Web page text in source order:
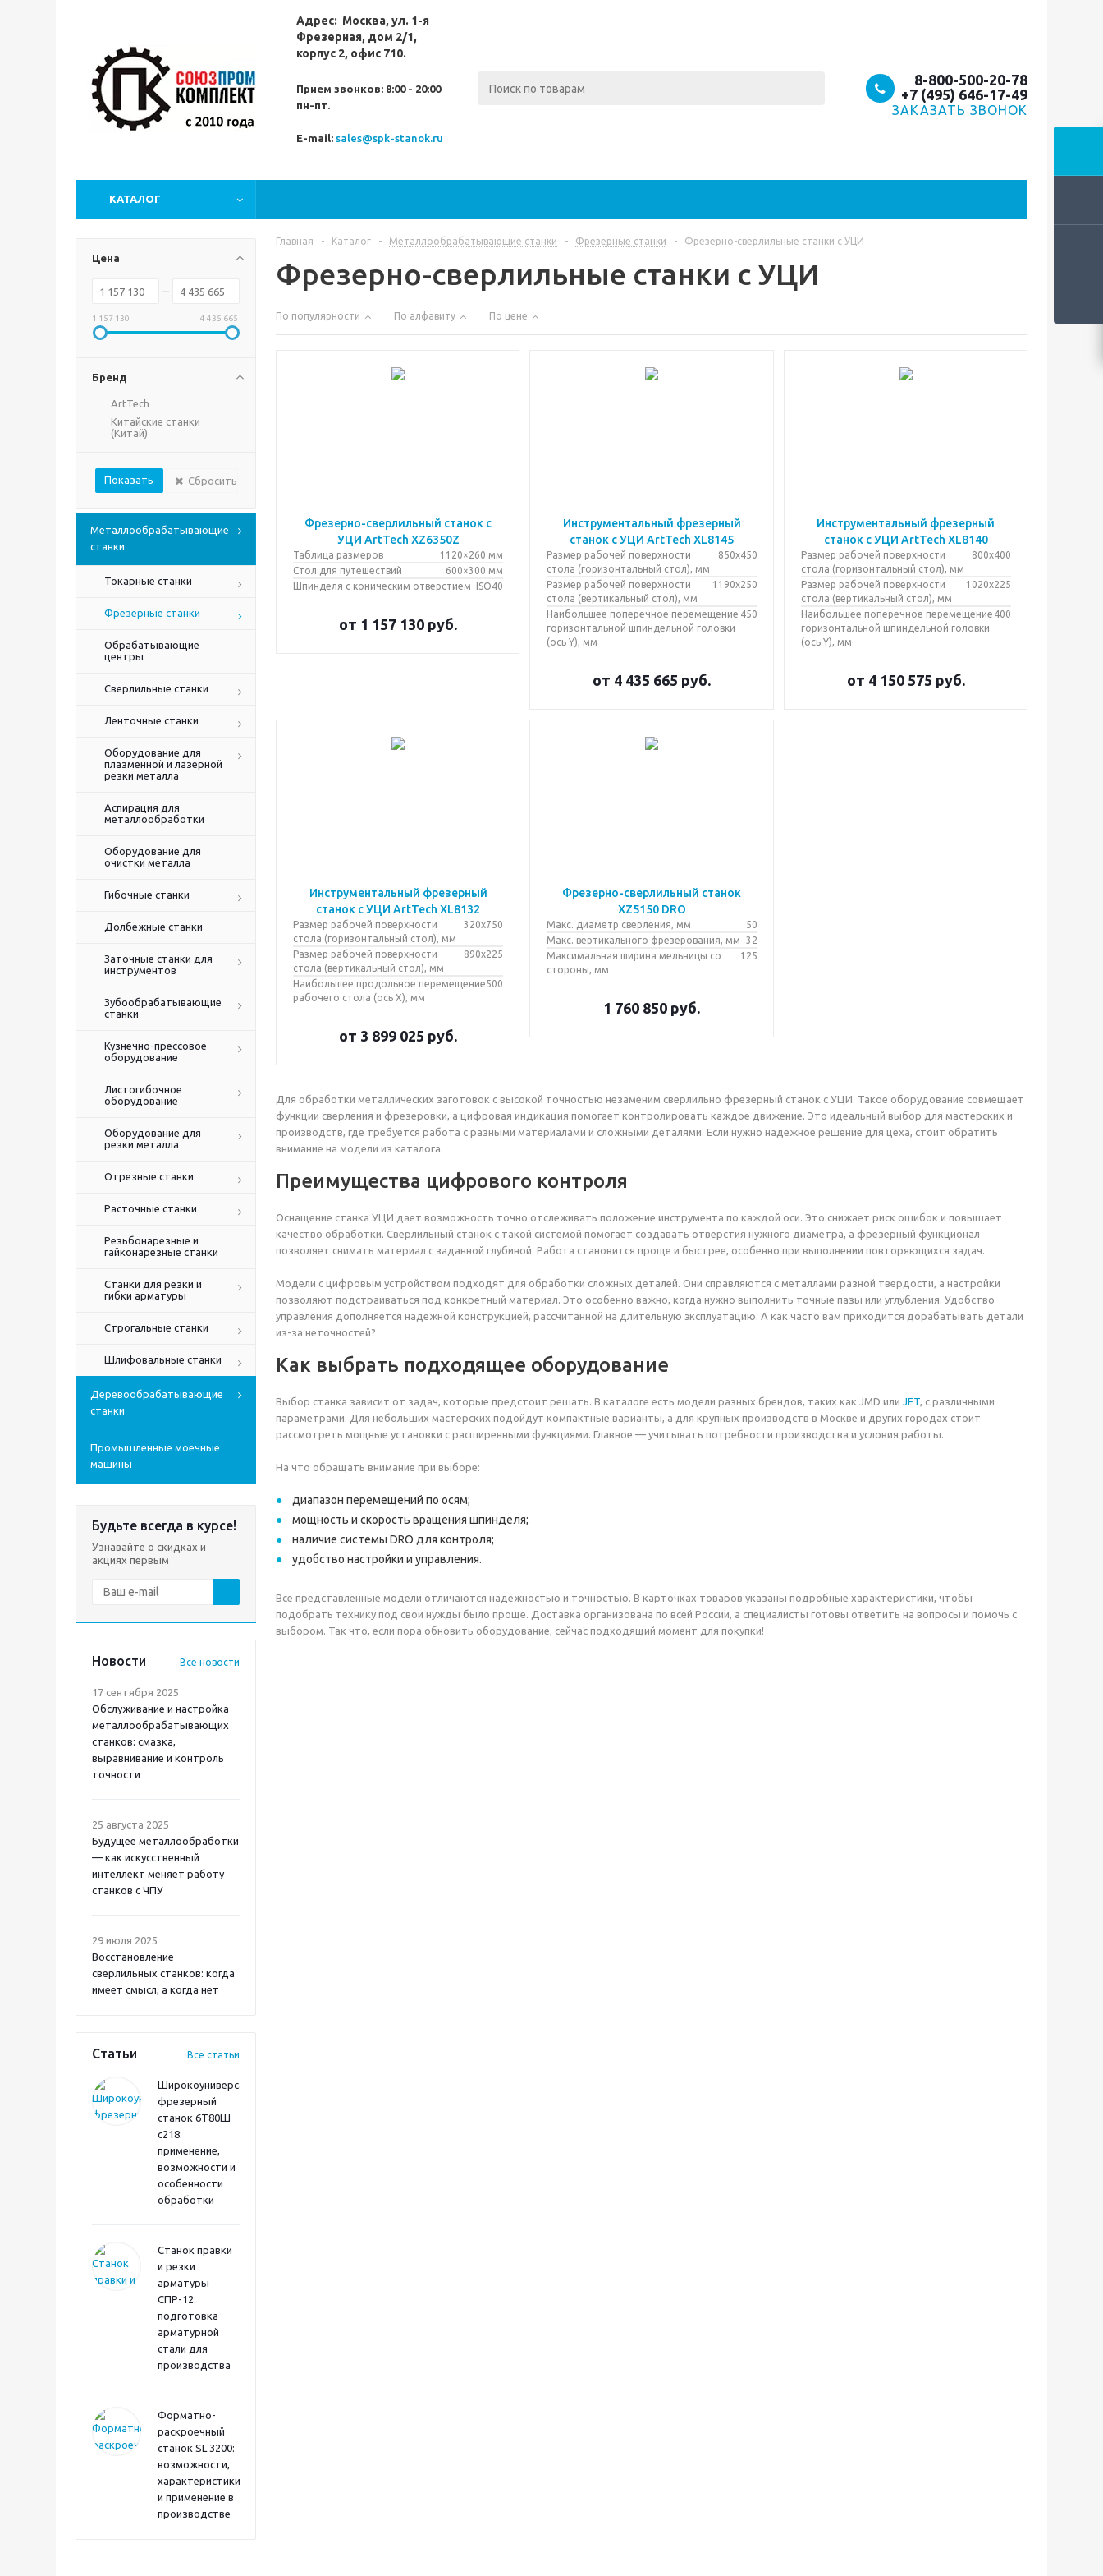
Адрес: Москва, ул. 1-я
Фрезерная, дом 2/1,
корпус 2, офис 710.
Прием звонков: 8:00 - 20:00
пн-пт.
E-mail: sales@spk-stanok.ru
8-800-500-20-78
+7 (495) 646-17-49
ЗАКАЗАТЬ ЗВОНОК
КАТАЛОГ
Цена
1 157 130 4 435 665
Бренд
ArtTech
Китайские станки
(Китай)
Сбросить
Металлообрабатывающие
станки
Токарные станки
Фрезерные станки
Обрабатывающие
центры
Сверлильные станки
Ленточные станки
Оборудование для
плазменной и лазерной
резки металла
Аспирация для
металлообработки
Оборудование для
очистки металла
Гибочные станки
Долбежные станки
Заточные станки для
инструментов
Зубообрабатывающие
станки
Кузнечно-прессовое
оборудование
Листогибочное
оборудование
Оборудование для
резки металла
Отрезные станки
Расточные станки
Резьбонарезные и
гайконарезные станки
Станки для резки и
гибки арматуры
Строгальные станки
Шлифовальные станки
Деревообрабатывающие
станки
Промышленные моечные
машины
Будьте всегда в курсе!
Узнавайте о скидках и
акциях первым
Новости Все новости
17 сентября 2025
Обслуживание и настройка
металлообрабатывающих
станков: смазка,
выравнивание и контроль
точности
25 августа 2025
Будущее металлообработки
— как искусственный
интеллект меняет работу
станков с ЧПУ
29 июля 2025
Восстановление
сверлильных станков: когда
имеет смысл, а когда нет
Статьи Все статьи
Широкоуниверсальный
фрезерный
станок 6Т80Ш
с218:
применение,
возможности и
особенности
обработки
Станок правки
и резки
арматуры
СПР-12:
подготовка
арматурной
стали для
производства
Форматно-
раскроечный
станок SL 3200:
возможности,
характеристики
и применение в
производстве
Главная - Каталог - Металлообрабатывающие станки - Фрезерные станки - Фрезерно-сверлильные станки с УЦИ
Фрезерно-сверлильные станки с УЦИ
По популярности По алфавиту По цене
Фрезерно-сверлильный станок с
УЦИ ArtTech XZ6350Z
Таблица размеров
1120×260 мм
Стол для путешествий
600×300 мм
Шпинделя с коническим отверстием
ISO40
от 1 157 130 руб.
Инструментальный фрезерный
станок с УЦИ ArtTech XL8145
Размер рабочей поверхности
стола (горизонтальный стол), мм
850x450
Размер рабочей поверхности
стола (вертикальный стол), мм
1190x250
Наибольшее поперечное перемещение
горизонтальной шпиндельной головки
(ось Y), мм
450
от 4 435 665 руб.
Инструментальный фрезерный
станок с УЦИ ArtTech XL8140
Размер рабочей поверхности
стола (горизонтальный стол), мм
800х400
Размер рабочей поверхности
стола (вертикальный стол), мм
1020х225
Наибольшее поперечное перемещение
горизонтальной шпиндельной головки
(ось Y), мм
400
от 4 150 575 руб.
Инструментальный фрезерный
станок с УЦИ ArtTech XL8132
Размер рабочей поверхности
стола (горизонтальный стол), мм
320х750
Размер рабочей поверхности
стола (вертикальный стол), мм
890х225
Наибольшее продольное перемещение
рабочего стола (ось Х), мм
500
от 3 899 025 руб.
Фрезерно-сверлильный станок
XZ5150 DRO
Макс. диаметр сверления, мм
50
Макс. вертикального фрезерования, мм
32
Максимальная ширина мельницы со
стороны, мм
125
1 760 850 руб.
Для обработки металлических заготовок с высокой точностью незаменим сверлильно фрезерный станок с УЦИ. Такое оборудование совмещает
функции сверления и фрезеровки, а цифровая индикация помогает контролировать каждое движение. Это идеальный выбор для мастерских и
производств, где требуется работа с разными материалами и сложными деталями. Если нужно надежное решение для цеха, стоит обратить
внимание на модели из каталога.
Преимущества цифрового контроля
Оснащение станка УЦИ дает возможность точно отслеживать положение инструмента по каждой оси. Это снижает риск ошибок и повышает
качество обработки. Сверлильный станок с такой системой помогает создавать отверстия нужного диаметра, а фрезерный функционал
позволяет снимать материал с заданной глубиной. Работа становится проще и быстрее, особенно при выполнении повторяющихся задач.
Модели с цифровым устройством подходят для обработки сложных деталей. Они справляются с металлами разной твердости, а настройки
позволяют подстраиваться под конкретный материал. Это особенно важно, когда нужно выполнить точные пазы или углубления. Удобство
управления дополняется надежной конструкцией, рассчитанной на длительную эксплуатацию. А как часто вам приходится дорабатывать детали
из-за неточностей?
Как выбрать подходящее оборудование
Выбор станка зависит от задач, которые предстоит решать. В каталоге есть модели разных брендов, таких как JMD или JET, с различными
параметрами. Для небольших мастерских подойдут компактные варианты, а для крупных производств в Москве и других городах стоит
рассмотреть мощные установки с расширенными функциями. Главное — учитывать потребности производства и условия работы.
На что обращать внимание при выборе:
диапазон перемещений по осям;
мощность и скорость вращения шпинделя;
наличие системы DRO для контроля;
удобство настройки и управления.
Все представленные модели отличаются надежностью и точностью. В карточках товаров указаны подробные характеристики, чтобы
подобрать технику под свои нужды было проще. Доставка организована по всей России, а специалисты готовы ответить на вопросы и помочь с
выбором. Так что, если пора обновить оборудование, сейчас подходящий момент для покупки!